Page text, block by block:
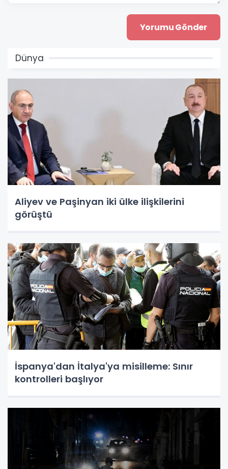
Dünya
Aliyev ve Paşinyan iki ülke ilişkilerini
görüştü
İspanya'dan İtalya'ya misilleme: Sınır
kontrolleri başlıyor